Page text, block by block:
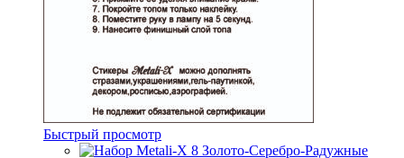
Быстрый просмотр